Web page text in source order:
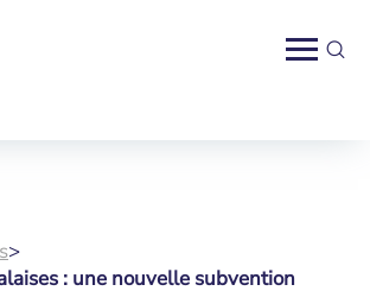
>
: une nouvelle subvention